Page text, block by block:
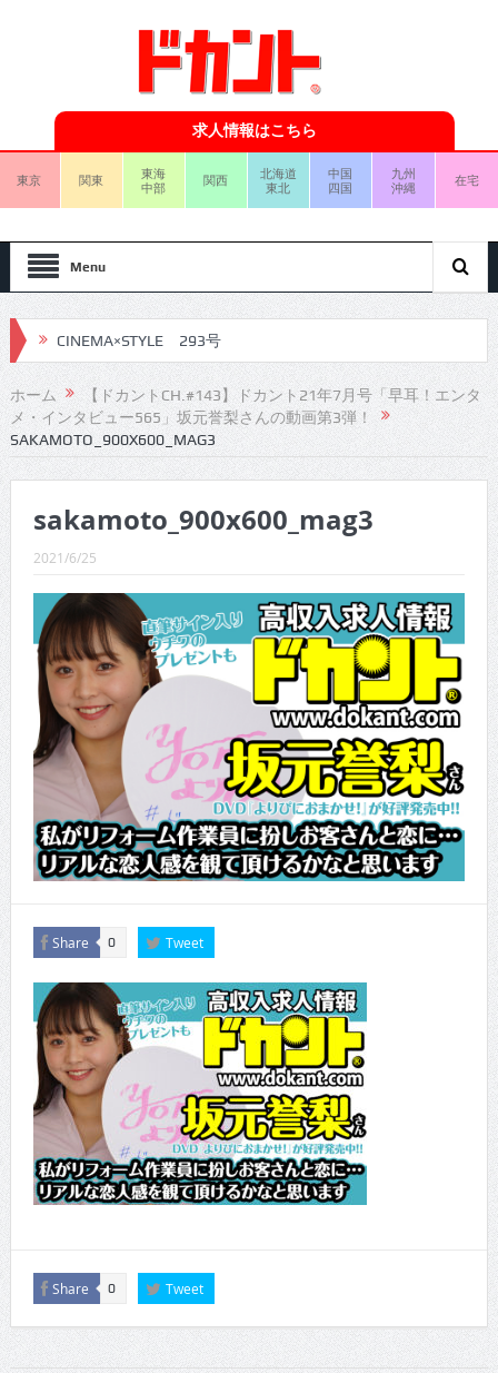
求人情報はこちら
東京 関東
東海
中部
関西
北海道
東北
中国
四国
九州
沖縄
在宅
Menu
CINEMA×STYLE 293号
CINEMA×STYLE 292号
CINEMA×STYLE 291号
CINEMA×STYLE 290号
CINEMA×STYLE 289号
CINEMA×STYLE 288号
CINEMA×STYLE 287号
CINEMA×STYLE 286号
CINEMA×STYLE 285号
CINEMA×STYLE 294号
ホーム
【ドカントCH.#143】ドカント21年7月号「早耳！エンタ
メ・インタビュー565」坂元誉梨さんの動画第3弾！
SAKAMOTO_900X600_MAG3
sakamoto_900x600_mag3
2021/6/25
Share 0 Tweet
Share 0 Tweet